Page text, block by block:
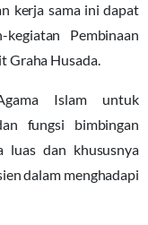
kerja sama ini dapat
Pembinaan
Graha Husada.
Islam untuk
fungsi bimbingan
luas dan khususnya
dalam menghadapi